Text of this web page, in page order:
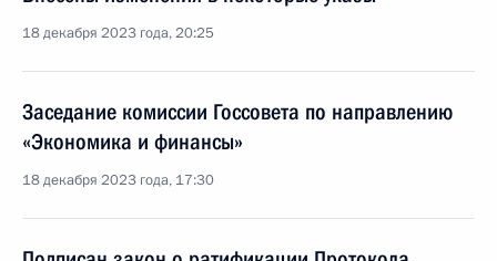
18 декабря 2023 года, 20:25
Заседание комиссии Госсовета по направлению
«Экономика и финансы»
18 декабря 2023 года, 17:30